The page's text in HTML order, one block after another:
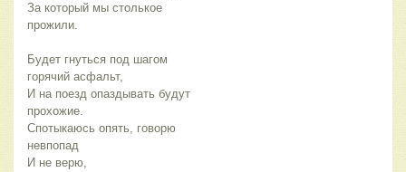
За который мы столькое
прожили.
Будет гнуться под шагом
горячий асфальт,
И на поезд опаздывать будут
прохожие.
Спотыкаюсь опять, говорю
невпопад
И не верю,